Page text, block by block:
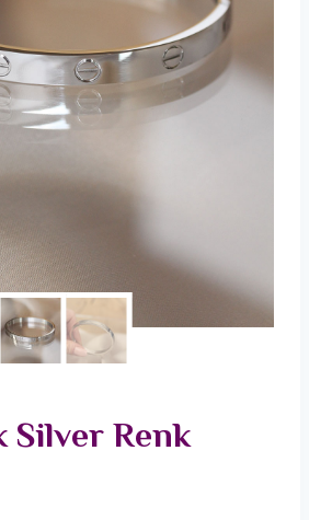
Silver Renk